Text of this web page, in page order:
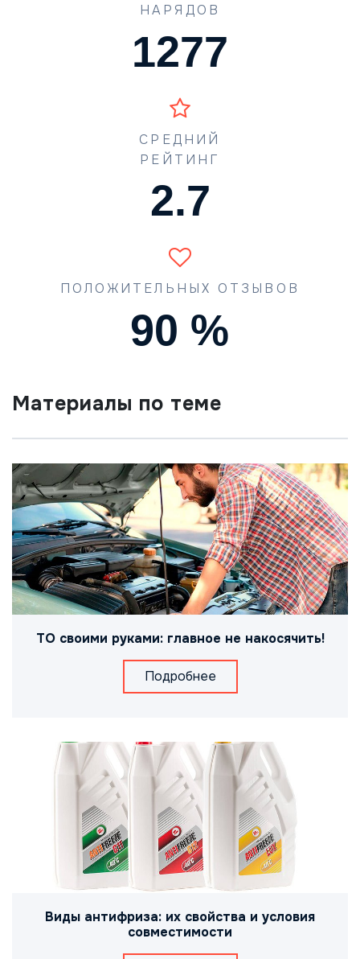
НАРЯДОВ
1773
СРЕДНИЙ
РЕЙТИНГ
4.0
ПОЛОЖИТЕЛЬНЫХ ОТЗЫВОВ
90 %
Материалы по теме
ТО своими руками: главное не накосячить!
Подробнее
Виды антифриза: их свойства и условия
совместимости